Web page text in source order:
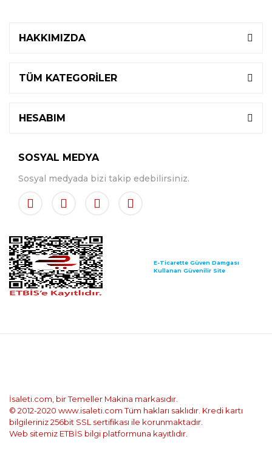
HAKKIMIZDA
TÜM KATEGORİLER
HESABIM
SOSYAL MEDYA
Sosyal medyada bizi takip edebilirsiniz.
E-Ticarette Güven Damgası
Kullanan Güvenilir Site
İsaleti.com, bir Temeller Makina markasıdır.
© 2012-2020 www.isaleti.com Tüm hakları saklıdır. Kredi kartı
bilgileriniz 256bit SSL sertifikası ile korunmaktadır.
Web sitemiz ETBİS bilgi platformuna kayıtlıdır.